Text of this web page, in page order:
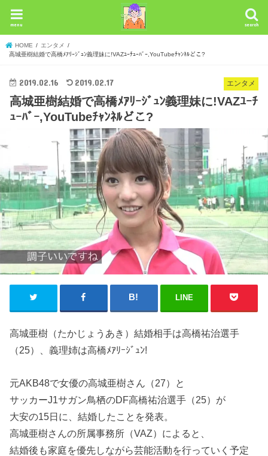
search
menu
HOME
エンタメ
高城亜樹結婚で高橋ﾒｱﾘｰｼﾞｭﾝ義理妹に!VAZﾕｰﾁｭｰﾊﾞｰ,YouTubeﾁｬﾝﾈﾙどこ?
エンタメ
2019.02.16 2019.02.17
高城亜樹結婚で高橋ﾒｱﾘｰｼﾞｭﾝ義理妹に!VAZﾕｰﾁ
ｭｰﾊﾞｰ,YouTubeﾁｬﾝﾈﾙどこ?
LINE
高城亜樹（たかじょうあき）結婚相手は高橋祐治選手
（25）、義理姉は高橋ﾒｱﾘｰｼﾞｭﾝ!
元AKB48で女優の高城亜樹さん（27）と
サッカーJ1サガン鳥栖のDF高橋祐治選手（25）が
大安の15日に、結婚したことを発表。
高城亜樹さんの所属事務所（VAZ）によると、
結婚後も家庭を優先しながら芸能活動を行っていく予定